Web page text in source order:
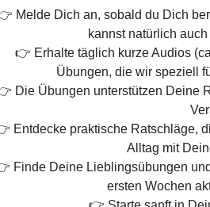
Melde Dich an, sobald du Dich
kannst natürlich
👉 Erhalte täglich kurze Audios
Übungen, die wir speziell
Die Übungen unterstützen Deine
Entdecke praktische Ratschläge,
Alltag mit
Finde Deine Lieblingsübungen
ersten Wochen